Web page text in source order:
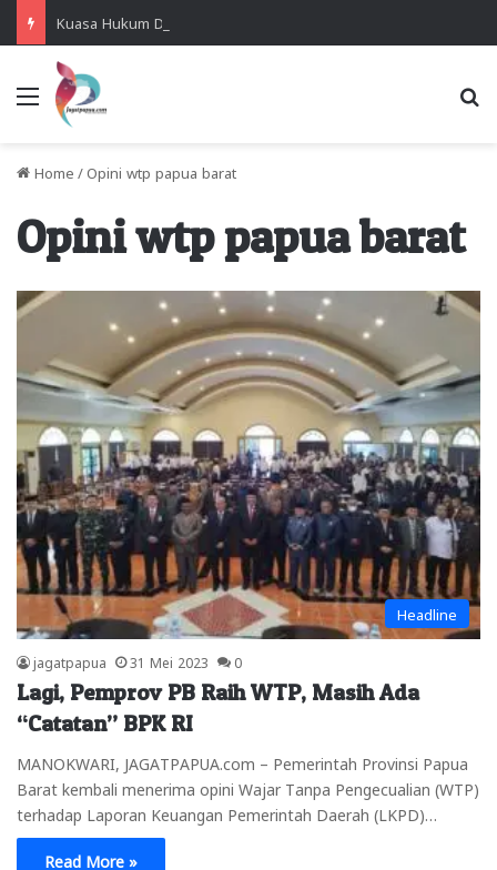
Menu
Home / Opini wtp papua barat
Opini wtp papua barat
Headline
jagatpapua 31 Mei 2023 0
Lagi, Pemprov PB Raih WTP, Masih Ada
“Catatan” BPK RI
MANOKWARI, JAGATPAPUA.com – Pemerintah Provinsi Papua
Barat kembali menerima opini Wajar Tanpa Pengecualian (WTP)
terhadap Laporan Keuangan Pemerintah Daerah (LKPD)…
Read More »